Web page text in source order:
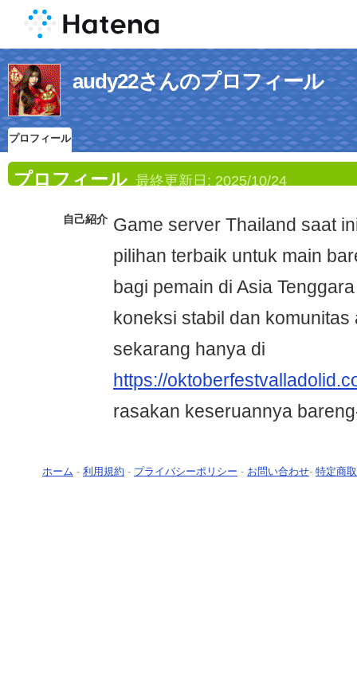
audy22さんのプロフィール
プロフィール
プロフィール 最終更新日: 2025/10/24
自己紹介 Game server Thailand saat
pilihan terbaik untuk main
bagi pemain di Asia
koneksi stabil dan komunitas
sekarang hanya di
https://
rasakan keseruannya
ホーム - 利用規約 - プライバシーポリシー - お問い合わせ- 特定商